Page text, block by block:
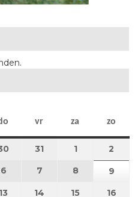
donderdag
vr vrijdag
za zaterdag
zo
30 juli 2026
31 31 juli 2026
11 augustus
2
2026
6 6 augustus 2026
7 7 augustus 2026
8 8 augustus
9
2026
13 13 augustus 2026
14 14 augustus 2026
15 15 16